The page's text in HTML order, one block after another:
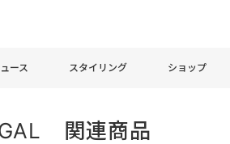
ース スタイリング ショップ
関連商品